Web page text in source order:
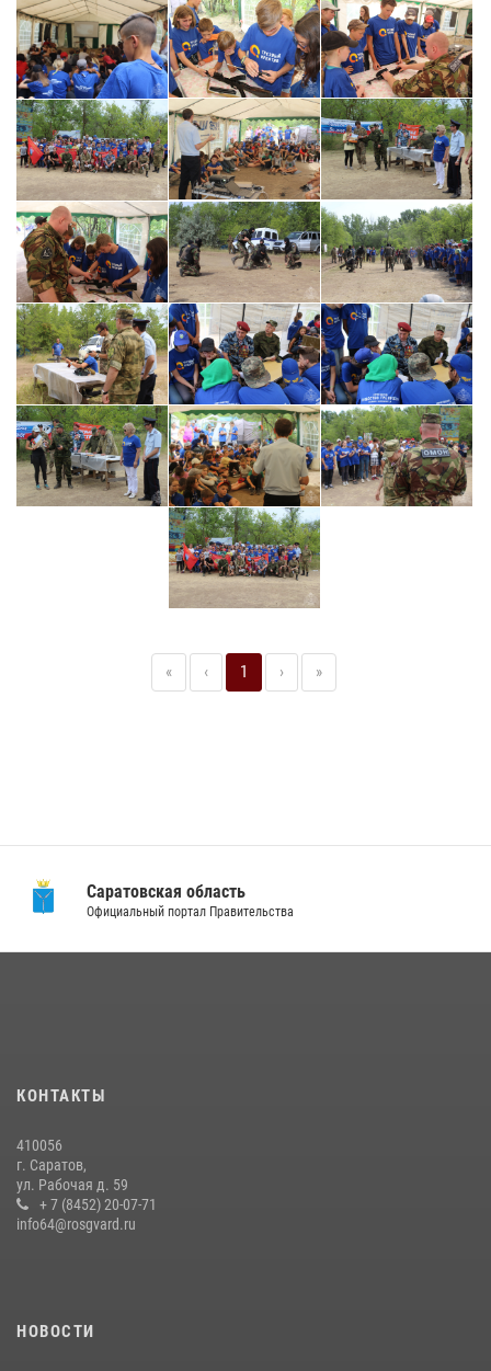
« ‹ 1 › »
Саратовская область
Официальный портал Правительства
КОНТАКТЫ
410056
г. Саратов,
ул. Рабочая д. 59
+ 7 (8452) 20-07-71
info64@rosgvard.ru
НОВОСТИ